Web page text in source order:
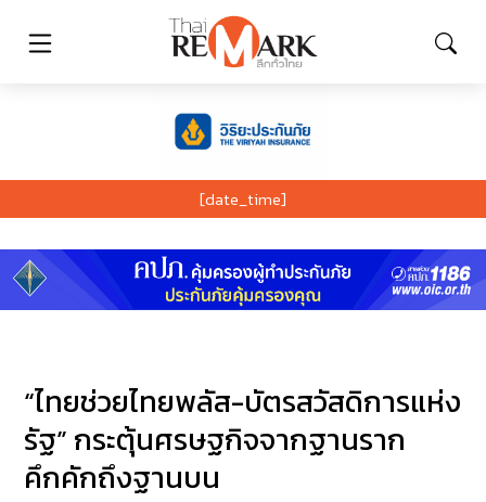
[date_time]
“ไทยช่วยไทยพลัส-บัตรสวัสดิการแห่ง
รัฐ” กระตุ้นศรษฐกิจจากฐานราก
คึกคักถึงฐานบน